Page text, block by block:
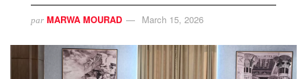
par MARWA MOURAD March 15, 2026